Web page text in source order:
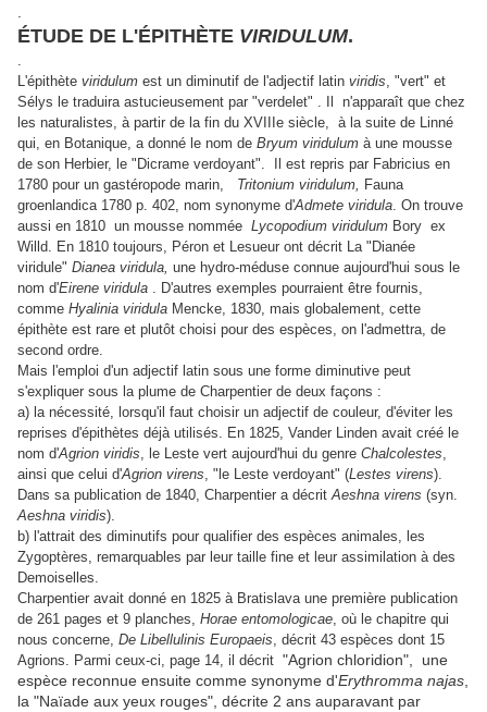
ÉTUDE DE L'ÉPITHÈTE VIRIDULUM.
.
L'épithète viridulum est un diminutif de l'adjectif latin viridis, "vert" et
Sélys le traduira astucieusement par "verdelet" . Il n'apparaît que chez
les naturalistes, à partir de la fin du XVIIIe siècle, à la suite de Linné
qui, en Botanique, a donné le nom de Bryum viridulum à une mousse
de son Herbier, le "Dicrame verdoyant". Il est repris par Fabricius en
1780 pour un gastéropode marin,
Tritonium viridulum, Fauna
groenlandica 1780 p. 402, nom synonyme d'Admete viridula. On trouve
aussi en 1810 un mousse nommée Lycopodium viridulum Bory ex
Willd. En 1810 toujours, Péron et Lesueur ont décrit La "Dianée
viridule" Dianea viridula, une hydro-méduse connue aujourd'hui sous le
nom d'Eirene viridula . D'autres exemples pourraient être fournis,
comme Hyalinia viridula Mencke, 1830, mais globalement, cette
épithète est rare et plutôt choisi pour des espèces, on l'admettra, de
second ordre.
Mais l'emploi d'un adjectif latin sous une forme diminutive peut
s'expliquer sous la plume de Charpentier de deux façons :
a) la nécessité, lorsqu'il faut choisir un adjectif de couleur, d'éviter les
reprises d'épithètes déjà utilisés. En 1825, Vander Linden avait créé le
nom d'Agrion viridis, le Leste vert aujourd'hui du genre Chalcolestes,
ainsi que celui d'Agrion virens, "le Leste verdoyant" (Lestes virens).
Dans sa publication de 1840, Charpentier a décritAeshna virens (syn.
Aeshna viridis).
b) l'attrait des diminutifs pour qualifier des espèces animales, les
Zygoptères, remarquables par leur taille fine et leur assimilation à des
Demoiselles.
Charpentier avait donné en 1825 à Bratislava une première publication
de 261 pages et 9 planches, Horae entomologicae, où le chapitre qui
nous concerne, De Libellulinis Europaeis, décrit 43 espèces dont 15
Agrions. Parmi ceux-ci, page 14, il décrit "Agrion chloridion", une
espèce reconnue ensuite comme synonyme d'Erythromma najas
la "Naïade aux yeux rouges", décrite 2 ans auparavant par